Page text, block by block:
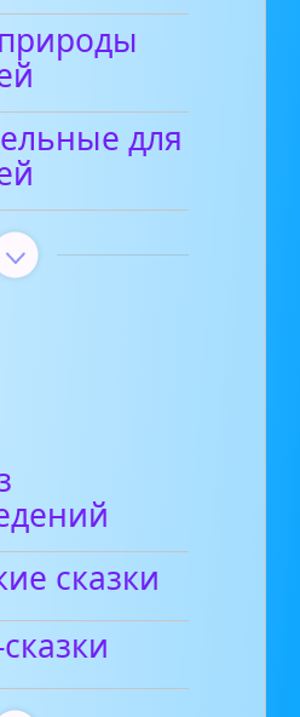
для
сказки